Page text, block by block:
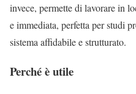
invece, permette di lavorare in
e immediata, perfetta per studi
sistema affidabile e strutturato.
Perché è utile